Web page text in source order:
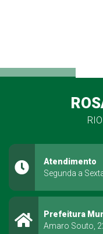
Atendimento
Segunda a
Prefeitura
Amaro Souto,